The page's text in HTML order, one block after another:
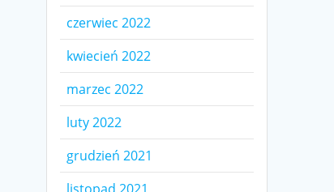
czerwiec 2022
kwiecień 2022
marzec 2022
luty 2022
grudzień 2021